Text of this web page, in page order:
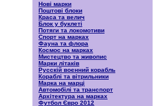
Нові марки
Поштові блоки
Краса та велич
Блок у буклеті
Потяги та локомотиви
Спорт на марках
Фауна та флора
Космос на марках
Мистецтво та живопис
Марки літаків
Русскiй воєнний корабль
Кораблі та вітрильники
Марка на марці
Автомобілі та транспорт
Архітектура на марках
Футбол Євро 2012